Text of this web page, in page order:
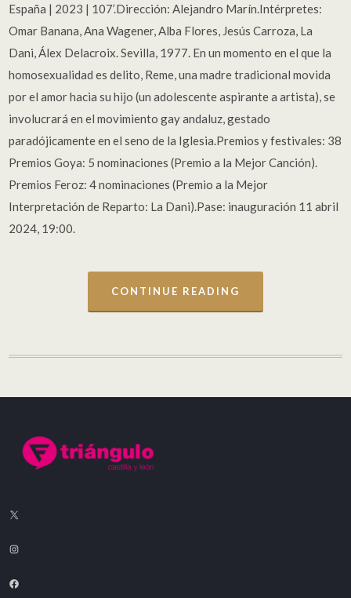
España | 2023 | 107’.Dirección: Alejandro Marín.Intérpretes:
Omar Banana, Ana Wagener, Alba Flores, Jesús Carroza, La
Dani, Álex Delacroix. Sevilla, 1977. En un momento en el que la
homosexualidad es delito, Reme, una madre tradicional movida
por el amor hacia su hijo (un adolescente aspirante a artista), se
involucrará en el movimiento gay andaluz, gestado
paradójicamente en el seno de la Iglesia.Premios y festivales: 38
Premios Goya: 5 nominaciones (Premio a la Mejor Canción).
Premios Feroz: 4 nominaciones (Premio a la Mejor
Interpretación de Reparto: La Dani).Pase: inauguración 11 abril
2024, 19:00.
CONTINUE READING